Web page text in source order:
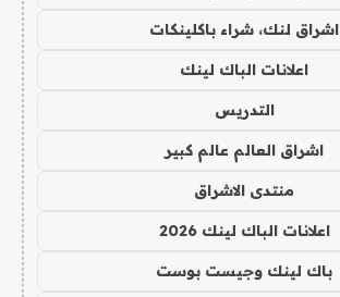
اشراق لنك، شراء باكلينكات
اعلانات الباك لينك
التدريس
اشراق العالم عالم كبير
منتدى الاشراق
اعلانات الباك لينك 2026
باك لينك وجيست بوست